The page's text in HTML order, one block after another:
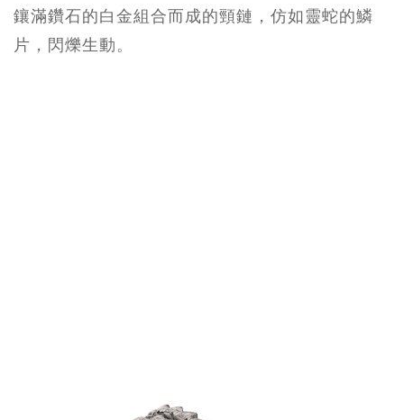
鑲滿鑽石的白金組合而成的頸鏈，仿如靈蛇的鱗
片，閃爍生動。